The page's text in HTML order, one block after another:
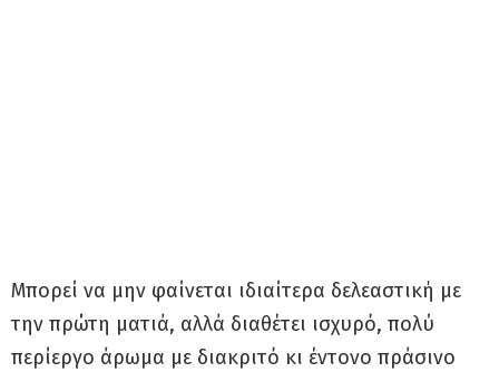
Μπορεί να μην φαίνεται ιδιαίτερα δελεαστική με
την πρώτη ματιά, αλλά διαθέτει ισχυρό, πολύ
περίεργο άρωμα με διακριτό κι έντονο πράσινο